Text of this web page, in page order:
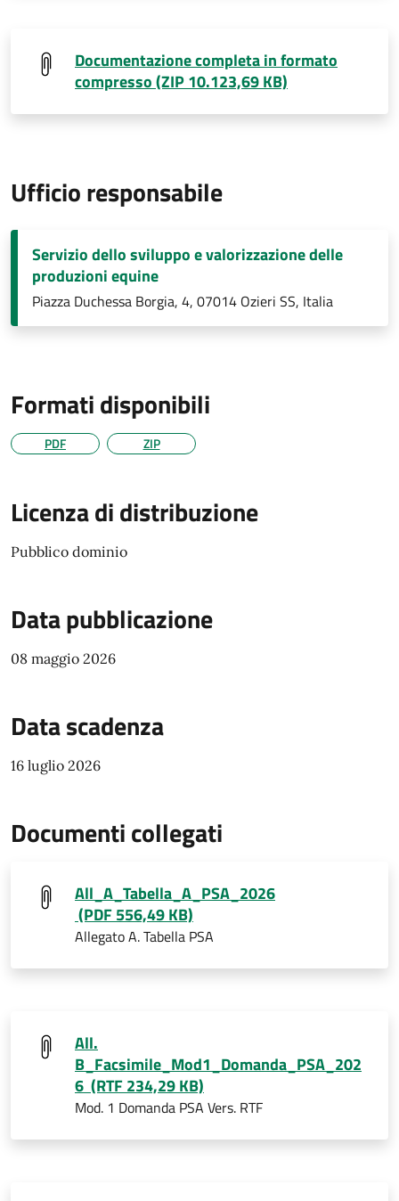
Documentazione completa in formato
compresso (ZIP 10.123,69 KB)
Ufficio responsabile
Servizio dello sviluppo e valorizzazione delle
produzioni equine
Piazza Duchessa Borgia, 4, 07014 Ozieri SS, Italia
Formati disponibili
PDF ZIP
Licenza di distribuzione
Pubblico dominio
Data pubblicazione
08 maggio 2026
Data scadenza
16 luglio 2026
Documenti collegati
All_A_Tabella_A_PSA_2026
(PDF 556,49 KB)
Allegato A. Tabella PSA
All.
B_Facsimile_Mod1_Domanda_PSA_202
6 (RTF 234,29 KB)
Mod. 1 Domanda PSA Vers. RTF